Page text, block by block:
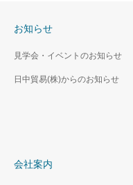
お知らせ
見学会・イベントのお知らせ
日中貿易(株)からのお知らせ
会社案内